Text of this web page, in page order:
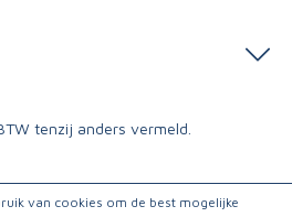
tenzij anders vermeld.
van cookies om de best mogelijke